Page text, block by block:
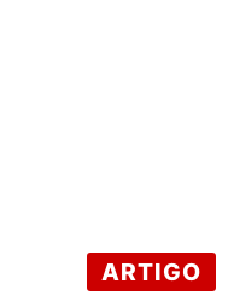
ARTIGO